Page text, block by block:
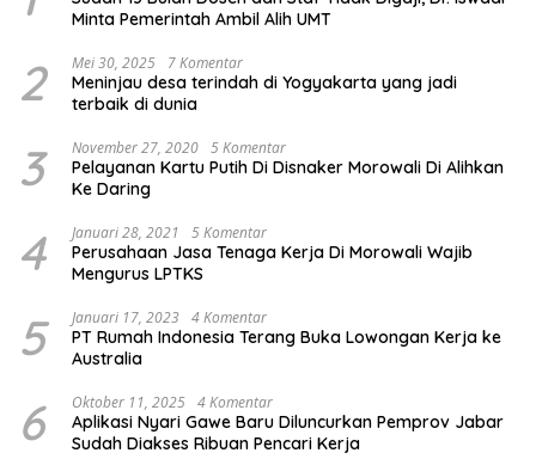
Minta Pemerintah Ambil Alih UMT
2 Mei 30, 2025 7 Komentar
Meninjau desa terindah di Yogyakarta yang jadi
terbaik di dunia
3 November 27, 2020 5 Komentar
Pelayanan Kartu Putih Di Disnaker Morowali Di Alihkan
Ke Daring
4 Januari 28, 2021 5 Komentar
Perusahaan Jasa Tenaga Kerja Di Morowali Wajib
Mengurus LPTKS
5 Januari 17, 2023 4 Komentar
PT Rumah Indonesia Terang Buka Lowongan Kerja ke
Australia
6 Oktober 11, 2025 4 Komentar
Aplikasi Nyari Gawe Baru Diluncurkan Pemprov Jabar
Sudah Diakses Ribuan Pencari Kerja